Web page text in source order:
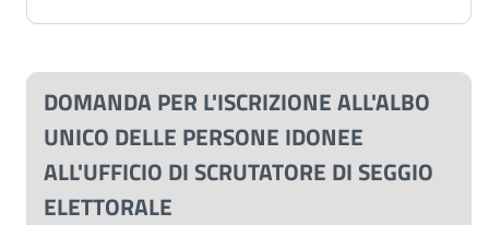
DOMANDA PER L'ISCRIZIONE ALL'ALBO
UNICO DELLE PERSONE IDONEE
ALL'UFFICIO DI SCRUTATORE DI SEGGIO
ELETTORALE